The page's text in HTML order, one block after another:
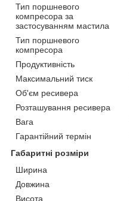
Тип поршневого
компресора за
застосуванням мастила
Тип поршневого
компресора
Продуктивність
Максимальний тиск
Об'єм ресивера
Розташування ресивера
Вага
Гарантійний термін
Габаритні розміри
Ширина
Довжина
Висота